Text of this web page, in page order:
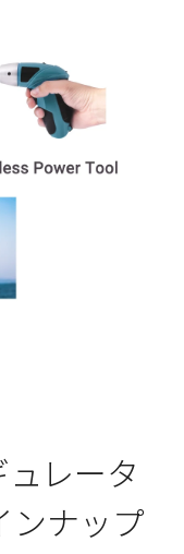
レータ
ナップ